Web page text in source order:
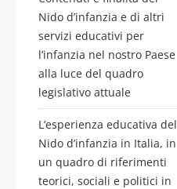
Nido d’infanzia e di altri
servizi educativi per
l’infanzia nel nostro Paese
alla luce del quadro
legislativo attuale
L’esperienza educativa del
Nido d’infanzia in Italia, in
un quadro di riferimenti
teorici, sociali e politici in